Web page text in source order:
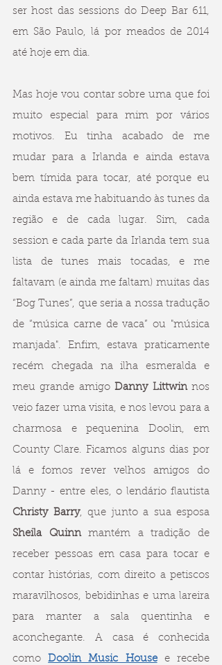
ser host das sessions do Deep Bar 611,
em São Paulo, lá por meados de 2014
até hoje em dia.
Mas hoje vou contar sobre uma que foi
muito especial para mim por vários
motivos. Eu tinha acabado de me
mudar para a Irlanda e ainda estava
bem tímida para tocar, até porque eu
ainda estava me habituando às tunes da
região e de cada lugar. Sim, cada
session e cada parte da Irlanda tem sua
lista de tunes mais tocadas, e me
faltavam (e ainda me faltam) muitas das
“Bog Tunes”, que seria a nossa tradução
de “música carne de vaca” ou "música
manjada". Enfim, estava praticamente
recém chegada na ilha esmeralda e
meu grande amigo Danny Littwin nos
veio fazer uma visita, e nos levou para a
charmosa e pequenina Doolin, em
County Clare. Ficamos alguns dias por
lá e fomos rever velhos amigos do
Christy Barry
Sheila Quinn mantém a tradição de
receber pessoas em casa para tocar e
contar histórias, com direito a petiscos
maravilhosos, bebidinhas e uma lareira
para manter a sala quentinha e
aconchegante. A casa é conhecida
como Doolin Music House e recebe